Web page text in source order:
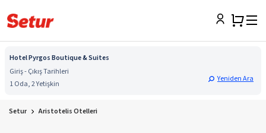
Hotel Pyrgos Boutique & Suites
Giriş - Çıkış Tarihleri
1 Oda, 2 Yetişkin
Yeniden Ara
Setur Aristotelis Otelleri